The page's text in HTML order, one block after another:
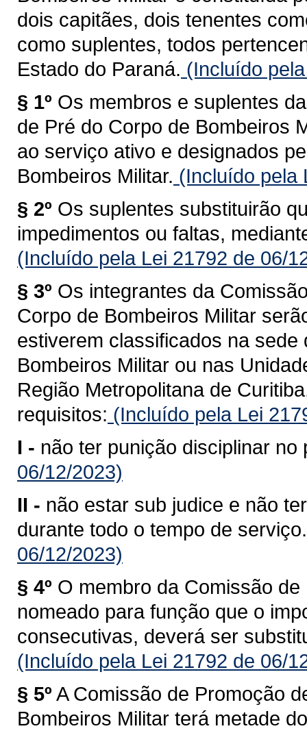
dois capitães, dois tenentes
como suplentes, todos
Estado do Paraná. (Incluído
§ 1º Os membros e suplentes
de Pré do Corpo de Bombeiros
ao serviço ativo e designados
Bombeiros Militar. (Incluído pela
§ 2º Os suplentes substituirão
impedimentos ou faltas,
(Incluído pela Lei 21792 de 06/
§ 3º Os integrantes da
Corpo de Bombeiros Militar
estiverem classificados na
Bombeiros Militar ou nas
Região Metropolitana de
requisitos: (Incluído pela Lei
I - não ter punição disciplinar no
06/12/2023)
II - não estar sub judice e não
durante todo o tempo de serviço.
06/12/2023)
§ 4º O membro da Comissão
nomeado para função que o
consecutivas, deverá ser
(Incluído pela Lei 21792 de 06/
§ 5º A Comissão de Promoção
Bombeiros Militar terá metade